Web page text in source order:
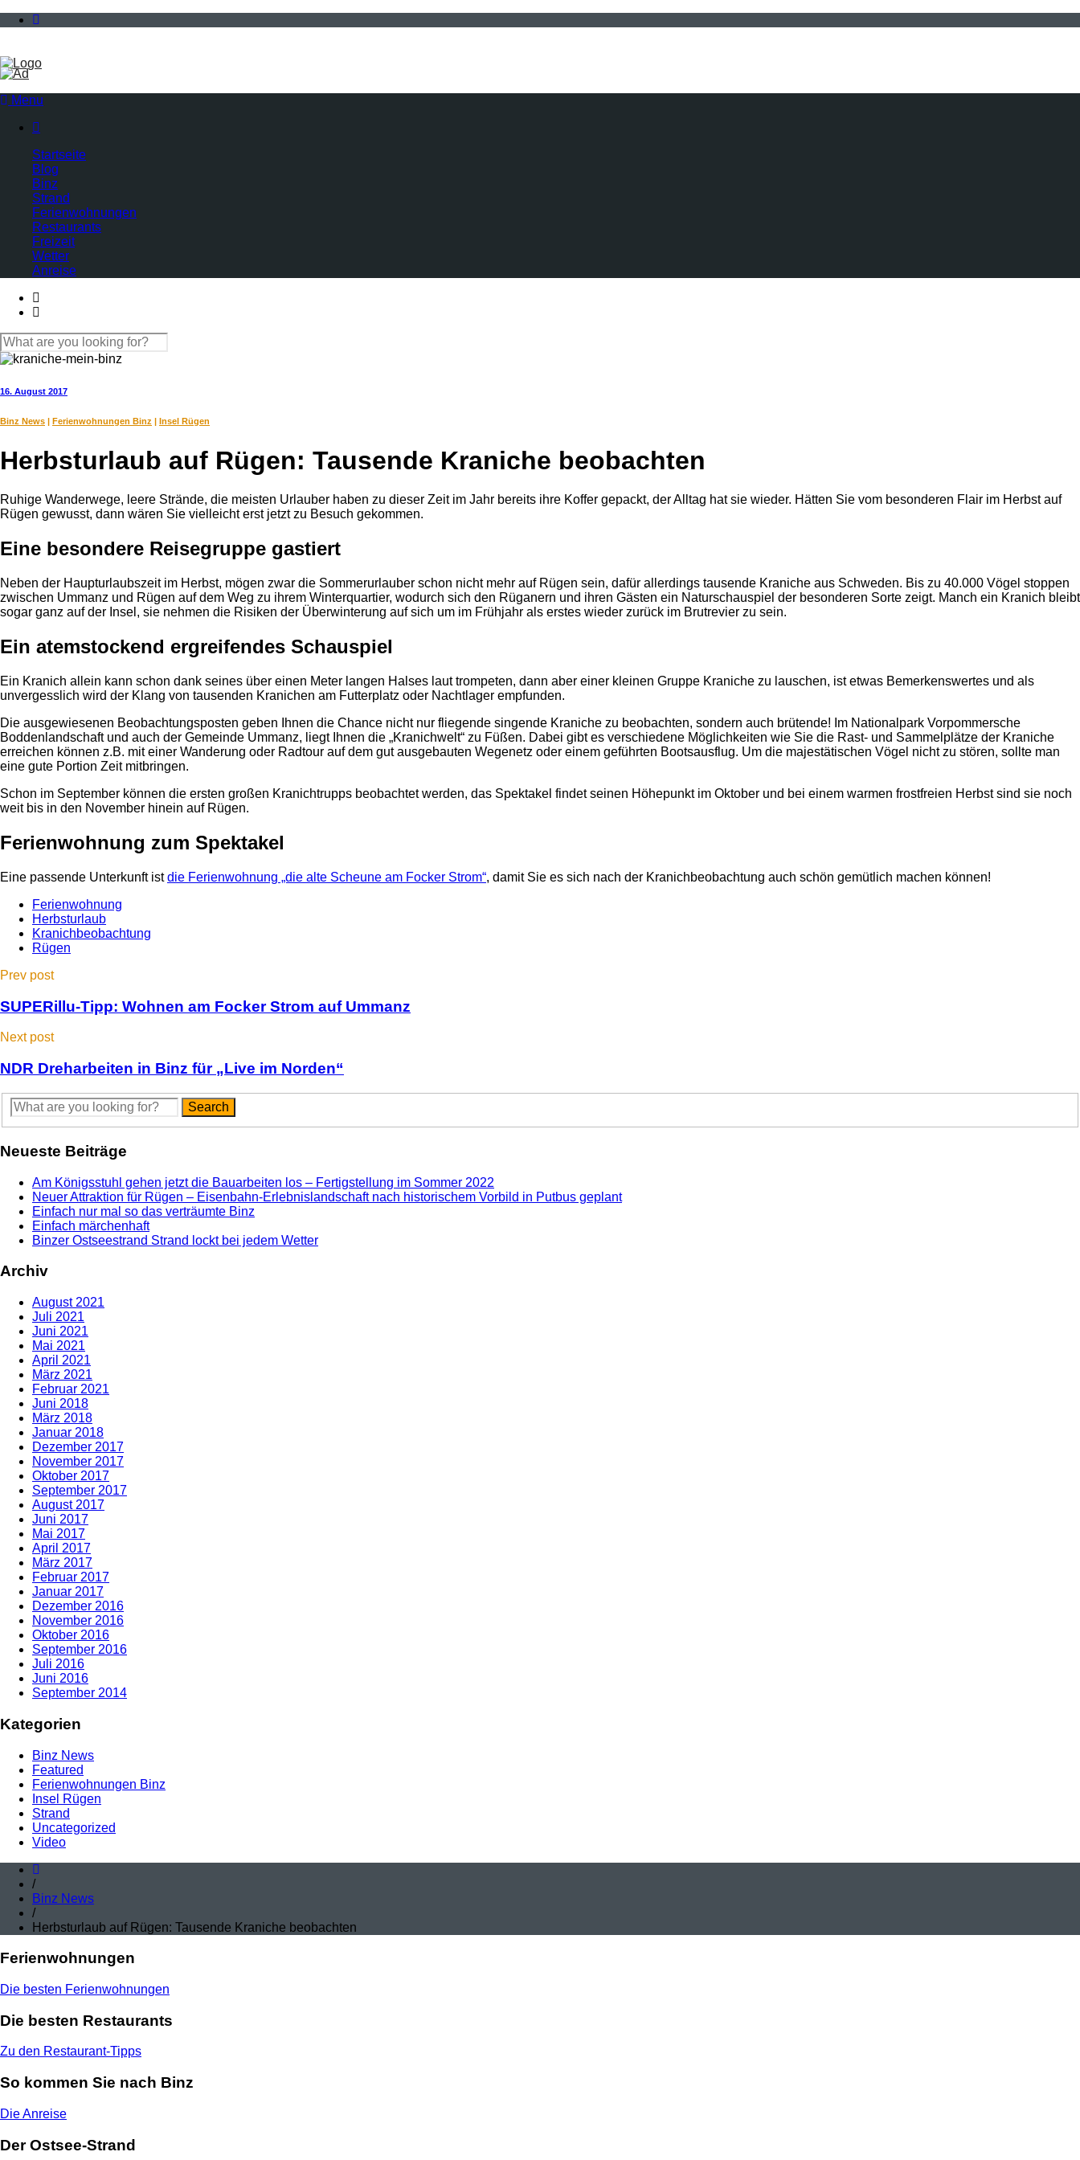
Menu

Startseite
Blog
Binz
Strand
Ferienwohnungen
Restaurants
Freizeit
Wetter
Anreise
16. August 2017
Binz News | Ferienwohnungen Binz | Insel Rügen
Herbsturlaub auf Rügen: Tausende Kraniche beobachten
Ruhige Wanderwege, leere Strände, die meisten Urlauber haben zu dieser Zeit im Jahr bereits ihre Koffer gepackt, der Alltag hat sie wieder. Hätten Sie vom besonderen Flair im Herbst auf
Rügen gewusst, dann wären Sie vielleicht erst jetzt zu Besuch gekommen.
Eine besondere Reisegruppe gastiert
Neben der Haupturlaubszeit im Herbst, mögen zwar die Sommerurlauber schon nicht mehr auf Rügen sein, dafür allerdings tausende Kraniche aus Schweden. Bis zu 40.000 Vögel stoppen
zwischen Ummanz und Rügen auf dem Weg zu ihrem Winterquartier, wodurch sich den Rüganern und ihren Gästen ein Naturschauspiel der besonderen Sorte zeigt. Manch ein Kranich bleibt
sogar ganz auf der Insel, sie nehmen die Risiken der Überwinterung auf sich um im Frühjahr als erstes wieder zurück im Brutrevier zu sein.
Ein atemstockend ergreifendes Schauspiel
Ein Kranich allein kann schon dank seines über einen Meter langen Halses laut trompeten, dann aber einer kleinen Gruppe Kraniche zu lauschen, ist etwas Bemerkenswertes und als
unvergesslich wird der Klang von tausenden Kranichen am Futterplatz oder Nachtlager empfunden.
Die ausgewiesenen Beobachtungsposten geben Ihnen die Chance nicht nur fliegende singende Kraniche zu beobachten, sondern auch brütende! Im Nationalpark Vorpommersche
Boddenlandschaft und auch der Gemeinde Ummanz, liegt Ihnen die „Kranichwelt“ zu Füßen. Dabei gibt es verschiedene Möglichkeiten wie Sie die Rast- und Sammelplätze der Kraniche
erreichen können z.B. mit einer Wanderung oder Radtour auf dem gut ausgebauten Wegenetz oder einem geführten Bootsausflug. Um die majestätischen Vögel nicht zu stören, sollte man
eine gute Portion Zeit mitbringen.
Schon im September können die ersten großen Kranichtrupps beobachtet werden, das Spektakel findet seinen Höhepunkt im Oktober und bei einem warmen frostfreien Herbst sind sie noch
weit bis in den November hinein auf Rügen.
Ferienwohnung zum Spektakel
Eine passende Unterkunft istdie Ferienwohnung „die alte Scheune am Focker Strom“, damit Sie es sich nach der Kranichbeobachtung auch schön gemütlich machen können!
Ferienwohnung
Herbsturlaub
Kranichbeobachtung
Rügen
Prev post
SUPERillu-Tipp: Wohnen am Focker Strom auf Ummanz
Next post
NDR Dreharbeiten in Binz für „Live im Norden“
Neueste Beiträge
Am Königsstuhl gehen jetzt die Bauarbeiten los – Fertigstellung im Sommer 2022
Neuer Attraktion für Rügen – Eisenbahn-Erlebnislandschaft nach historischem Vorbild in Putbus geplant
Einfach nur mal so das verträumte Binz
Einfach märchenhaft
Binzer Ostseestrand Strand lockt bei jedem Wetter
Archiv
August 2021
Juli 2021
Juni 2021
Mai 2021
April 2021
März 2021
Februar 2021
Juni 2018
März 2018
Januar 2018
Dezember 2017
November 2017
Oktober 2017
September 2017
August 2017
Juni 2017
Mai 2017
April 2017
März 2017
Februar 2017
Januar 2017
Dezember 2016
November 2016
Oktober 2016
September 2016
Juli 2016
Juni 2016
September 2014
Kategorien
Binz News
Featured
Ferienwohnungen Binz
Insel Rügen
Strand
Uncategorized
Video
/
Binz News
/
Herbsturlaub auf Rügen: Tausende Kraniche beobachten
Ferienwohnungen
Die besten Ferienwohnungen
Die besten Restaurants
Zu den Restaurant-Tipps
So kommen Sie nach Binz
Die Anreise
Der Ostsee-Strand